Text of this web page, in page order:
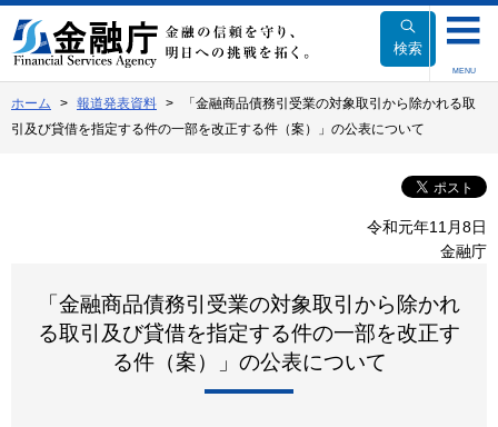
文
へ
動
検索
MENU
ホーム 報道発表資料
「金融商品債務引受業の対象取引から除かれる取
引及び貸借を指定する件の一部を改正する件（案）」の公表について
令和元年11月8日
金融庁
「金融商品債務引受業の対象取引から除かれ
る取引及び貸借を指定する件の一部を改正す
る件（案）」の公表について